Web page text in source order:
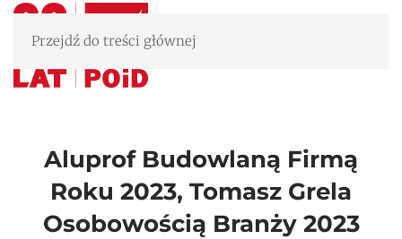
Przejdź do treści głównej
Aluprof Budowlaną Firmą
Roku 2023, Tomasz Grela
Osobowością Branży 2023